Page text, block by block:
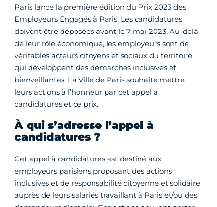
Paris lance la première édition du Prix 2023 des
Employeurs Engagés à Paris. Les candidatures
doivent être déposées avant le 7 mai 2023. Au-delà
de leur rôle économique, les employeurs sont de
véritables acteurs citoyens et sociaux du territoire
qui développent des démarches inclusives et
bienveillantes. La Ville de Paris souhaite mettre
leurs actions à l’honneur par cet appel à
candidatures et ce prix.
À qui s’adresse l’appel à
candidatures ?
Cet appel à candidatures est destiné aux
employeurs parisiens proposant des actions
inclusives et de responsabilité citoyenne et solidaire
auprès de leurs salariés travaillant à Paris et/ou des